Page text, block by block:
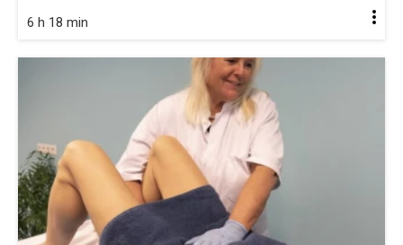
6 h 18 min